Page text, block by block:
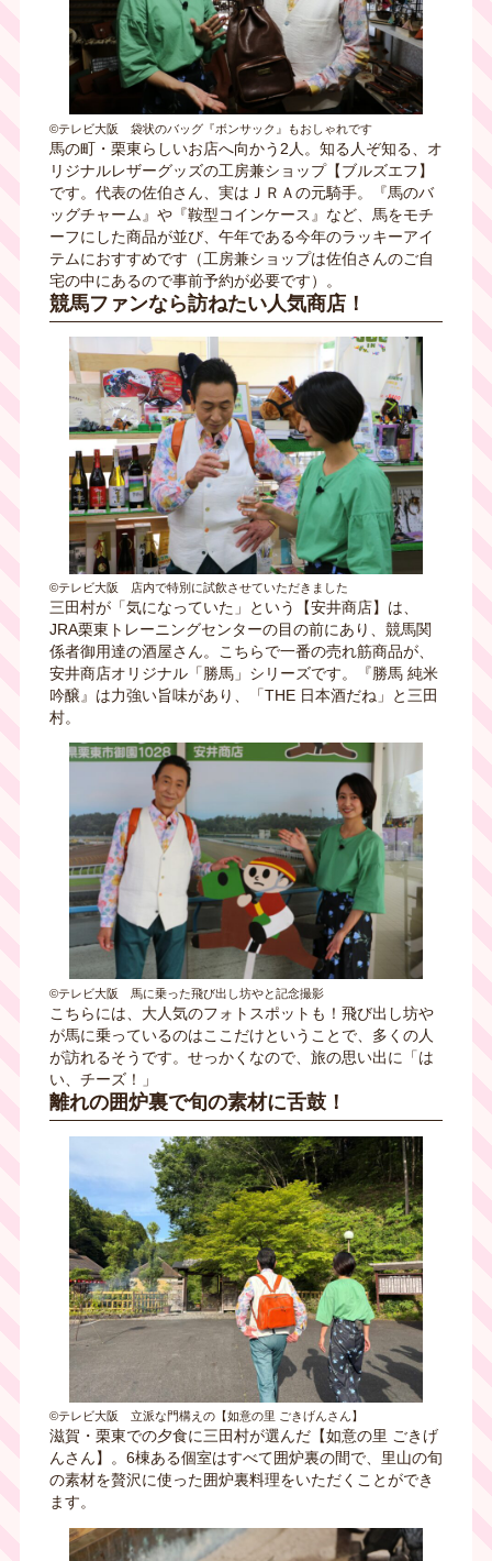
©テレビ大阪 袋状のバッグ『ボンサック』もおしゃれです
馬の町・栗東らしいお店へ向かう2人。知る人ぞ知る、オ
リジナルレザーグッズの工房兼ショップ【ブルズエフ】
です。代表の佐伯さん、実はＪＲＡの元騎手。『馬のバ
ッグチャーム』や『鞍型コインケース』など、馬をモチ
ーフにした商品が並び、午年である今年のラッキーアイ
テムにおすすめです（工房兼ショップは佐伯さんのご自
宅の中にあるので事前予約が必要です）。
競馬ファンなら訪ねたい人気商店！
©テレビ大阪 店内で特別に試飲させていただきました
三田村が「気になっていた」という【安井商店】は、
JRA栗東トレーニングセンターの目の前にあり、競馬関
係者御用達の酒屋さん。こちらで一番の売れ筋商品が、
安井商店オリジナル「勝馬」シリーズです。『勝馬 純米
吟醸』は力強い旨味があり、「THE 日本酒だね」と三田
村。
©テレビ大阪 馬に乗った飛び出し坊やと記念撮影
こちらには、大人気のフォトスポットも！飛び出し坊や
が馬に乗っているのはここだけということで、多くの人
が訪れるそうです。せっかくなので、旅の思い出に「は
い、チーズ！」
離れの囲炉裏で旬の素材に舌鼓！
©テレビ大阪 立派な門構えの【如意の里 ごきげんさん】
滋賀・栗東での夕食に三田村が選んだ【如意の里 ごきげ
んさん】。6棟ある個室はすべて囲炉裏の間で、里山の旬
の素材を贅沢に使った囲炉裏料理をいただくことができ
ます。